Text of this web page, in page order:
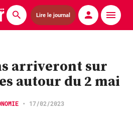
Lire le journal
arriveront sur
autour du 2 mai
• 17/02/2023